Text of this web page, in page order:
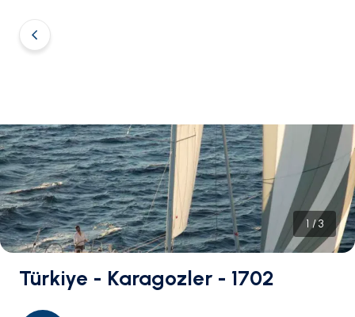
1 /3
Türkiye - Karagozler - 1702